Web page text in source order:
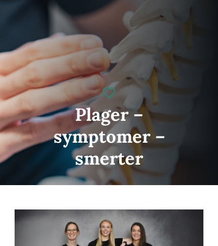
Gavekort
Kontakt oss
Helseblogg
Plager –
symptomer –
smerter